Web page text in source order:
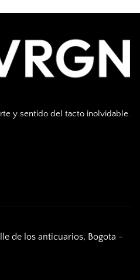
y sentido del tacto inolvidable.
de los anticuarios, Bogota -